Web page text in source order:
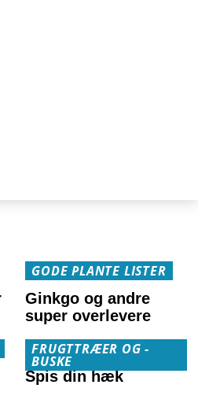
GODE PLANTE LISTER
Ginkgo og andre
super overlevere
FRUGTTRÆER OG -
BUSKE
Spis din hæk